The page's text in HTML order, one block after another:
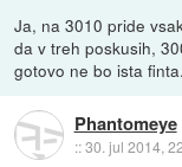
Ja, na 3010 pride
da v treh poskusih,
gotovo ne bo ista finta.
Phantomeye
::30. jul 2014,